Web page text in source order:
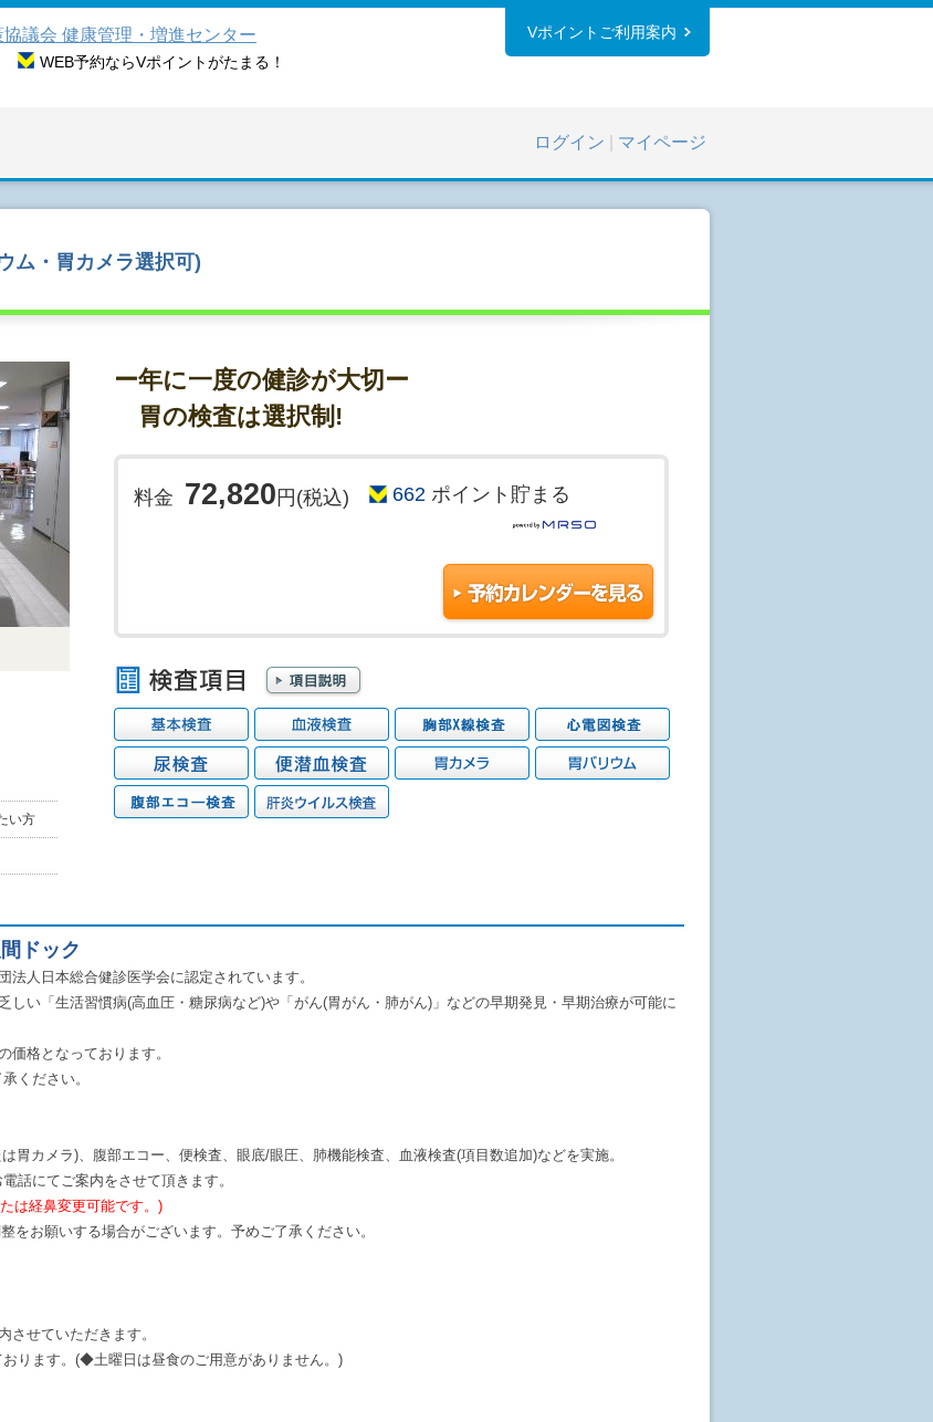
議会 健康管理・増進センター
WEB予約ならVポイントがたまる！
Vポイントご利用案内
ログイン マイページ
ム・胃カメラ選択可)
い方
ー年に一度の健診が大切ー
胃の検査は選択制!
料金 72,820円(税込) 662 ポイント貯まる
ドック
人日本総合健診医学会に認定されています。
しい「生活習慣病(高血圧・糖尿病など)や「がん(胃がん・肺がん)」などの早期発見・早期治療が可能に
価格となっております。
ください。
胃カメラ)、腹部エコー、便検査、眼底/眼圧、肺機能検査、血液検査(項目数追加)などを実施。
話にてご案内をさせて頂きます。
は経鼻変更可能です。)
をお願いする場合がございます。予めご了承ください。
させていただきます。
ります。(◆土曜日は昼食のご用意がありません。)